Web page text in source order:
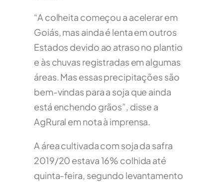
“A colheita começou a acelerar em
Goiás, mas ainda é lenta em outros
Estados devido ao atraso no plantio
e às chuvas registradas em algumas
áreas. Mas essas precipitações são
bem-vindas para a soja que ainda
está enchendo grãos”, disse a
AgRural em nota à imprensa.
A área cultivada com soja da safra
2019/20 estava 16% colhida até
quinta-feira, segundo levantamento